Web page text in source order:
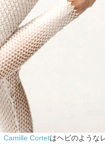
Camille Cortetはヘビのような